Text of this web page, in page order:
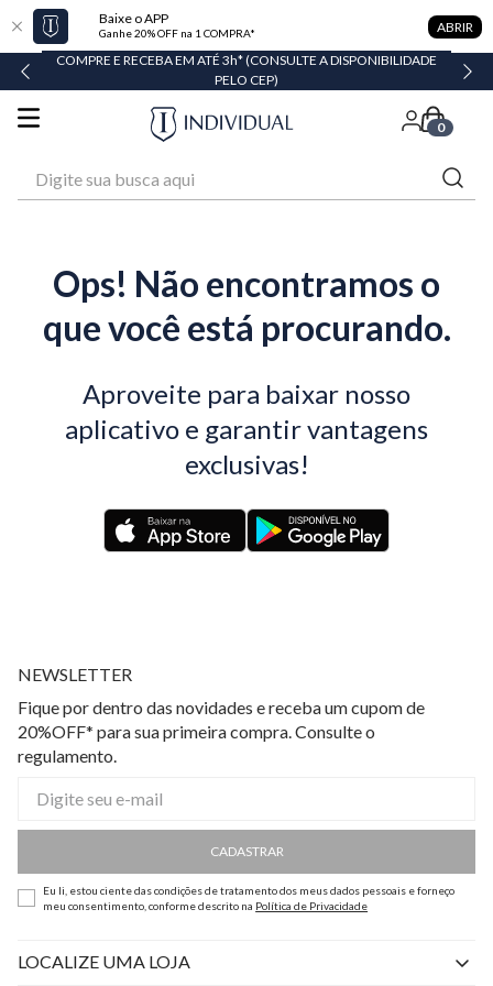
Baixe o APP
Ganhe 20% OFF na 1 COMPRA* ABRIR
COMPRE E RECEBA EM ATÉ 3h* (CONSULTE A DISPONIBILIDADE
PELO CEP)
0
Ops! Não encontramos o
que você está procurando.
Aproveite para baixar nosso
aplicativo e garantir vantagens
exclusivas!
NEWSLETTER
Fique por dentro das novidades e receba um cupom de
20%OFF* para sua primeira compra. Consulte o
regulamento.
CADASTRAR
Eu li, estou ciente das condições de tratamento dos meus dados pessoais e forneço
meu consentimento, conforme descrito na Política de Privacidade
LOCALIZE UMA LOJA